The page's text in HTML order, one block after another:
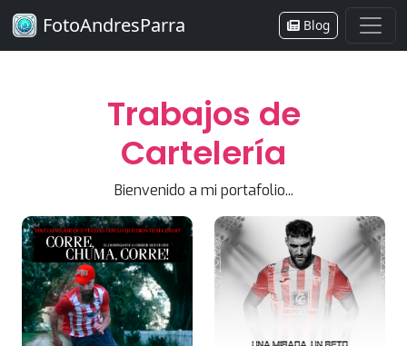
FotoAndresParra Blog
Trabajos de
Cartelería
Bienvenido a mi portafolio...